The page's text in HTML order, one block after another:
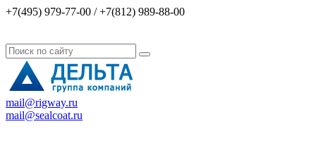
+7(495) 979-77-00 / +7(812) 989-88-00
mail@rigway.ru
mail@sealcoat.ru